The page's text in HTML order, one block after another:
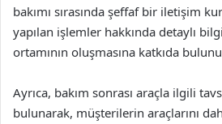
bakımı sırasında şeffaf bir iletişim
yapılan işlemler hakkında detaylı
ortamının oluşmasına katkıda
Ayrıca, bakım sonrası araçla ilgili
bulunarak, müşterilerin araçlarını